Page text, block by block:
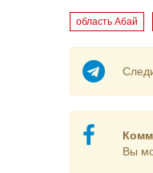
область Абай
Вы